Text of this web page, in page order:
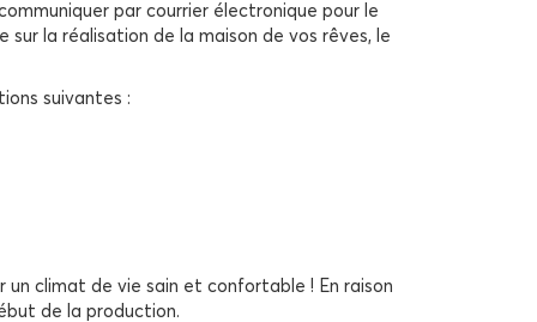
par courrier électronique pour le
la réalisation de la maison de vos rêves, le
suivantes :
climat de vie sain et confortable ! En raison
de la production.